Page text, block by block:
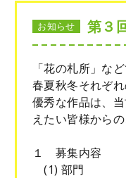
お知らせ 第３
「花の札所」な
春夏秋冬それぞ
優秀な作品は、
えたい皆様から
１ 募集内容
(1) 部門